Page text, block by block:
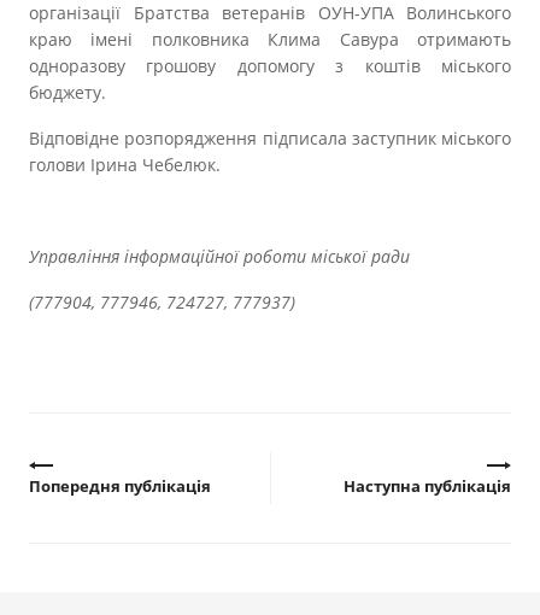
організації Братства ветеранів ОУН-УПА Волинського
краю імені полковника Клима Савура отримають
одноразову грошову допомогу з коштів міського
бюджету.
Відповідне розпорядження підписала заступник міського
голови Ірина Чебелюк.
Управління інформаційної роботи міської ради
(777904, 777946, 724727, 777937)
Попередня публікація Наступна публікація